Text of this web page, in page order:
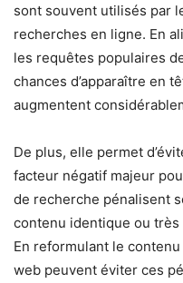
sont souvent utilisés par
recherches en ligne. En
les requêtes populaires
chances d’apparaître en
augmentent
De plus, elle permet
facteur négatif majeur
de recherche pénalisent
contenu identique ou très
En reformulant le
web peuvent éviter ces